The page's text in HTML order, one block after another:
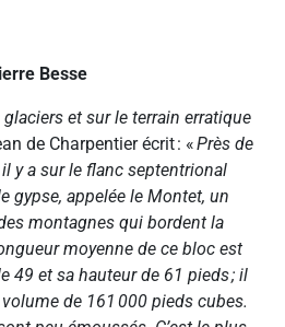
Besse
et sur le terrain erratique
de Charpentier écrit : «Près de
y a sur le flanc septentrional
gypse, appelée le Montet, un
montagnes qui bordent la
moyenne de ce bloc est
49 et sa hauteur de 61 pieds ; il
de 161 000 pieds cubes.